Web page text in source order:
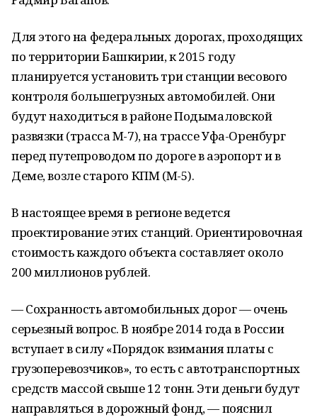
Для этого на федеральных дорогах, проходящих
по территории Башкирии, к 2015 году
планируется установить три станции весового
контроля большегрузных автомобилей. Они
будут находиться в районе Подымаловской
развязки (трасса М-7), на трассе Уфа-Оренбург
перед путепроводом по дороге в аэропорт и в
Деме, возле старого КПМ (М-5).
В настоящее время в регионе ведется
проектирование этих станций. Ориентировочная
стоимость каждого объекта составляет около
200 миллионов рублей.
— Сохранность автомобильных дорог — очень
серьезный вопрос. В ноябре 2014 года в России
вступает в силу «Порядок взимания платы с
грузоперевозчиков», то есть с автотранспортных
средств массой свыше 12 тонн. Эти деньги будут
направляться в дорожный фонд, — пояснил